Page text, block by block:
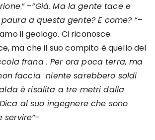
.” –“Già. Ma la gente tace e
a questa gente? E come? “–
il geologo. Ci riconosce.
ma che il suo compito è quello del
frana . Per ora poca terra, ma
faccia niente sarebbero soldi
è risalita a tre metri dalla
al suo ingegnere che sono
–